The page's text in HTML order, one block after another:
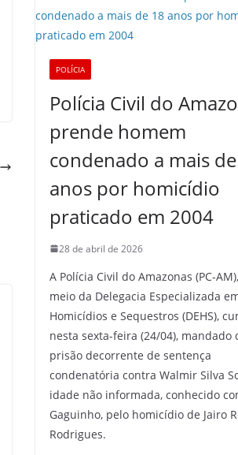
POLÍCIA
Polícia Civil do
prende homem
condenado a mais
anos por homicídio
praticado em 2004
28 de abril de 2026
A Polícia Civil do Amazonas (PC-
meio da Delegacia Especializada
Homicídios e Sequestros (DEHS),
nesta sexta-feira (24/04), mandado
prisão decorrente de sentença
condenatória contra Walmir Silva
idade não informada, conhecido
Gaguinho, pelo homicídio de Jairo
Rodrigues.